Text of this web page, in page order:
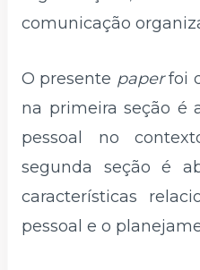
comunicação
O presente paperfoi
na primeira seção é
pessoal no
segunda seção é
características
pessoal e o